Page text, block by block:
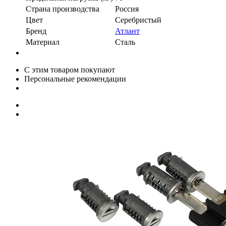
Страна производства
Россия
Цвет
Серебристый
Бренд
Атлант
Материал
Сталь
С этим товаром покупают
Персональные рекомендации